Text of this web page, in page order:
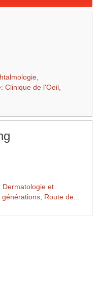
Clinique de l'Oeil,
Dermatologie et
Route de...